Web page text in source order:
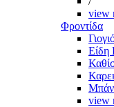
view
Φροντίδα
Είδη
view